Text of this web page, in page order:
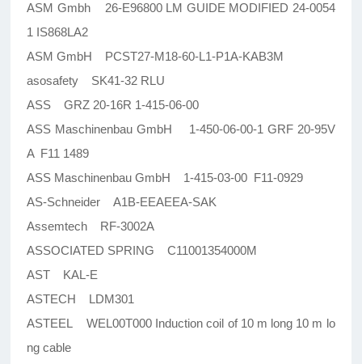
ASM Gmbh 26-E96800 LM GUIDE MODIFIED 24-0054
1 IS868LA2
ASM GmbH PCST27-M18-60-L1-P1A-KAB3M
asosafety SK41-32 RLU
ASS GRZ 20-16R 1-415-06-00
ASS Maschinenbau GmbH 1-450-06-00-1 GRF 20-95V
A F11 1489
ASS Maschinenbau GmbH 1-415-03-00 F11-0929
AS-Schneider A1B-EEAEEA-SAK
Assemtech RF-3002A
ASSOCIATED SPRING C11001354000M
AST KAL-E
ASTECH LDM301
ASTEEL WEL00T000 Induction coil of 10 m long 10 m lo
ng cable